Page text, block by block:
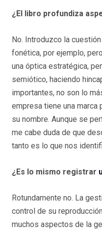
¿El libro profundiza
No. Introduzco la
fonética, por ejemplo,
una óptica estratégica,
semiótico, haciendo
importantes, no son lo
empresa tiene una
su nombre. Aunque se
me cabe duda de que
tanto es lo que nos
¿Es lo mismo registrar
Rotundamente no. La
control de su
muchos aspectos de la